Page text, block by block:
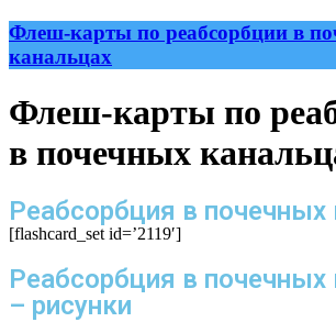
Флеш-карты по реабсорбции в
канальцах
Флеш-карты по
в почечных
Реабсорбция в почечных
[flashcard_set id=’2119′]
Реабсорбция в почечных
– рисунки